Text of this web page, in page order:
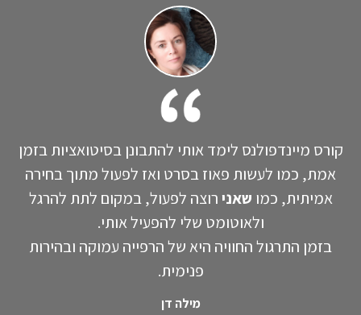
קורס מיינדפולנס לימד אותי להתבונן בסיטואציות בזמן
אמת, כמו לעשות פאוז בסרט ואז לפעול מתוך בחירה
אמיתית, כמו שאנירוצה לפעול, במקום לתת להרגל
ולאוטומט שלי להפעיל אותי.
בזמן התרגול החוויה היא של הרפייה עמוקה ובהירות
פנימית.
מילה דן